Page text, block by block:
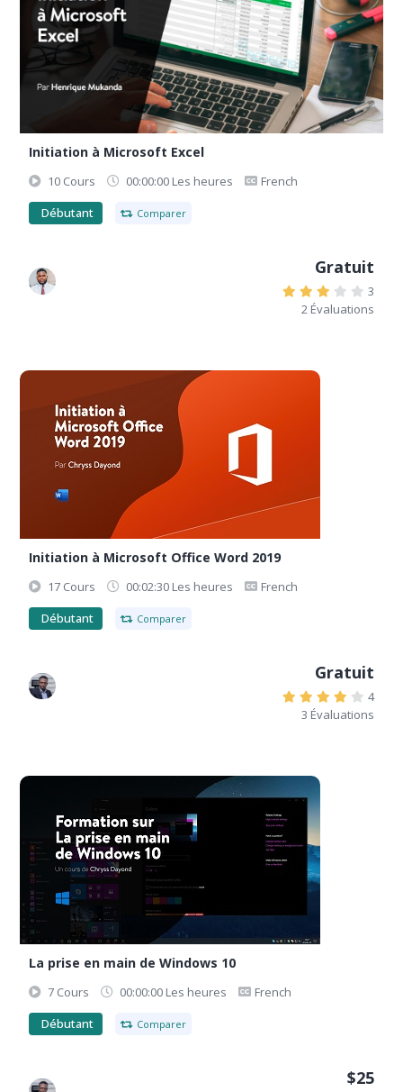
Initiation à Microsoft Excel
10 Cours 00:00:00 Les heures
French
Débutant
Comparer
Gratuit
3
2 Évaluations
Initiation à Microsoft Office Word 2019
17 Cours 00:02:30 Les heures
French
Débutant
Comparer
Gratuit
4
3 Évaluations
La prise en main de Windows 10
7 Cours 00:00:00 Les heures
French
Débutant
Comparer
$25